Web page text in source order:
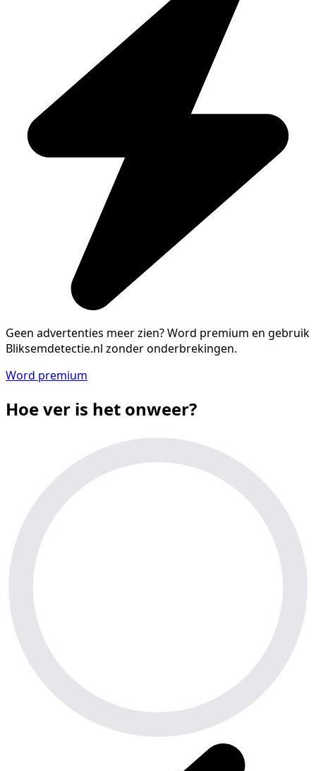
Geen advertenties meer zien?Word premium en gebruik
Bliksemdetectie.nl zonder onderbrekingen.
Word premium
Hoe ver is het onweer?